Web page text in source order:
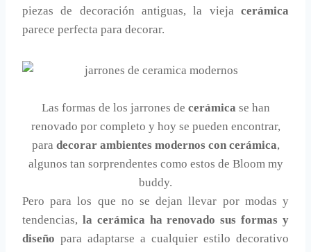
piezas de decoración antiguas, la vieja cerámica
parece perfecta para decorar.
Las formas de los jarrones de cerámica se han
renovado por completo y hoy se pueden encontrar,
para decorar ambientes modernos con cerámica,
algunos tan sorprendentes como estos de Bloom my
buddy.
Pero para los que no se dejan llevar por modas y
tendencias, la cerámica ha renovado sus formas y
diseño para adaptarse a cualquier estilo decorativo